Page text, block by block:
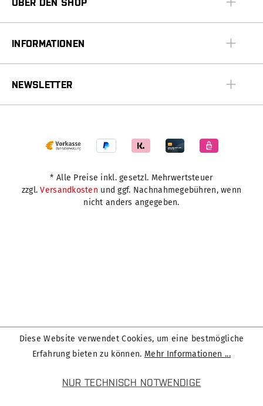
INFORMATIONEN
NEWSLETTER
* Alle Preise inkl. gesetzl. Mehrwertsteuer
zzgl.Versandkosten und ggf. Nachnahmegebühren, wenn
nicht anders angegeben.
Diese Website verwendet Cookies, um eine bestmögliche
Erfahrung bieten zu können. Mehr Informationen ...
NUR TECHNISCH NOTWENDIGE